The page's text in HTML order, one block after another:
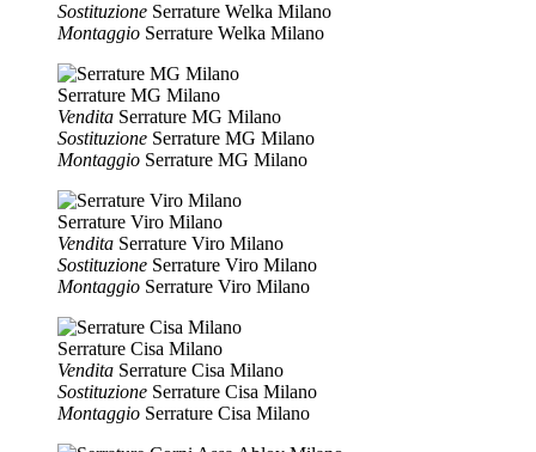
Sostituzione Serrature Welka Milano
Montaggio Serrature Welka Milano
Serrature MG Milano
Vendita Serrature MG Milano
Sostituzione Serrature MG Milano
Montaggio Serrature MG Milano
Serrature Viro Milano
Vendita Serrature Viro Milano
Sostituzione Serrature Viro Milano
Montaggio Serrature Viro Milano
Serrature Cisa Milano
Vendita Serrature Cisa Milano
Sostituzione Serrature Cisa Milano
Montaggio Serrature Cisa Milano